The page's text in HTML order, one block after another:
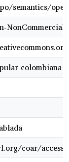
semantics/
colombiana
coar/